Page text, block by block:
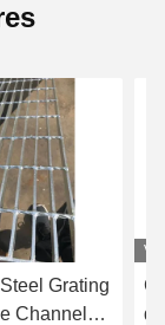
Grating
Channels,